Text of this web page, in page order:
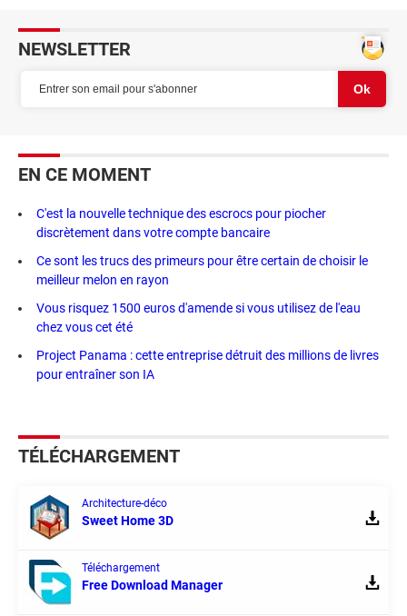
NEWSLETTER
EN CE MOMENT
C'est la nouvelle technique des escrocs pour piocher
discrètement dans votre compte bancaire
Ce sont les trucs des primeurs pour être certain de choisir le
meilleur melon en rayon
Vous risquez 1500 euros d'amende si vous utilisez de l'eau
chez vous cet été
Project Panama : cette entreprise détruit des millions de livres
pour entraîner son IA
TÉLÉCHARGEMENT
Architecture-déco
Sweet Home 3D
Téléchargement
Free Download Manager